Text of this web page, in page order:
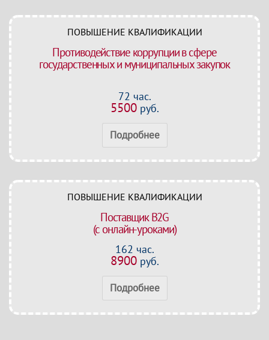
ПОВЫШЕНИЕ КВАЛИФИКАЦИИ
Противодействие коррупции в сфере
государственных и муниципальных закупок
72 час.
5500руб.
Подробнее
ПОВЫШЕНИЕ КВАЛИФИКАЦИИ
Поставщик B2G
(с онлайн-уроками)
162 час.
8900руб.
Подробнее